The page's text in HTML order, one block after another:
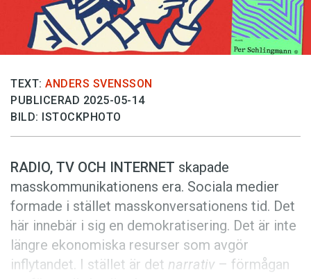
Annonsera
Prenumerera
Läs Språktidningen digitalt
Press
TEXT: ANDERS SVENSSON
PUBLICERAD 2025-05-14
BILD: ISTOCKPHOTO
RADIO, TV OCH INTERNET skapade
masskommu­nikationens era. Sociala medier
formade i stället masskonversationens tid. Det
här innebär i sig en demokratisering. Det är inte
längre ekonomiska resurser som avgör
inflytandet. I stället är det narrativ – för­mågan